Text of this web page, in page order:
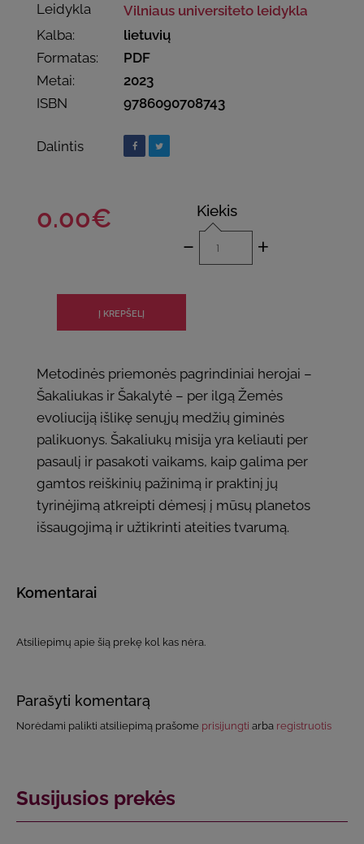
Leidykla
Vilniaus universiteto leidykla
Kalba:
lietuvių
Formatas:
PDF
Metai:
2023
ISBN
9786090708743
Dalintis
0.00€ Kiekis
- +
Metodinės priemonės pagrindiniai herojai –
Šakaliukas ir Šakalytė – per ilgą Žemės
evoliuciją išlikę senųjų medžių giminės
palikuonys. Šakaliukų misija yra keliauti per
pasaulį ir pasakoti vaikams, kaip galima per
gamtos reiškinių pažinimą ir praktinį jų
tyrinėjimą atkreipti dėmesį į mūsų planetos
išsaugojimą ir užtikrinti ateities tvarumą.
Komentarai
Atsiliepimų apie šią prekę kol kas nėra.
Parašyti komentarą
Norėdami palikti atsiliepimą prašome prisijungti arba registruotis
Susijusios prekės